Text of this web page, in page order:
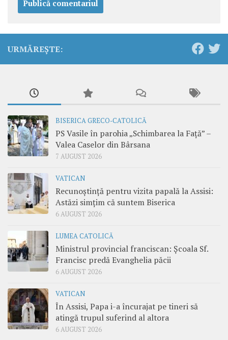
URMĂREȘTE:
BISERICA GRECO-CATOLICĂ
PS Vasile în parohia „Schimbarea la Față” –
Valea Caselor din Bârsana
7 AUGUST 2026
VATICAN
Recunoștință pentru vizita papală la Assisi:
Astăzi simțim că suntem Biserica
6 AUGUST 2026
LUMEA CATOLICĂ
Ministrul provincial franciscan: Școala Sf.
Francisc predă Evanghelia păcii
6 AUGUST 2026
VATICAN
În Assisi, Papa i-a încurajat pe tineri să
atingă trupul suferind al altora
6 AUGUST 2026